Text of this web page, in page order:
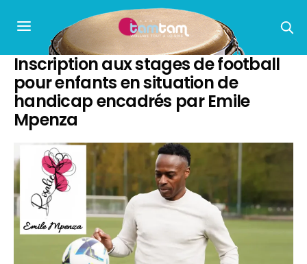
Inscription aux stages de football
pour enfants en situation de
handicap encadrés par Emile
Mpenza